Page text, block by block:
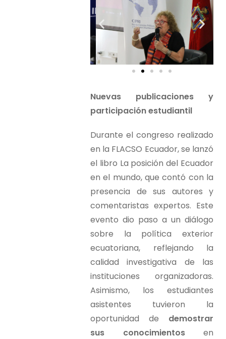
Nuevas publicaciones y
participación estudiantil
Durante el congreso realizado
en la FLACSO Ecuador, se lanzó
el libro La posición del Ecuador
en el mundo, que contó con la
presencia de sus autores y
comentaristas expertos. Este
evento dio paso a un diálogo
sobre la política exterior
ecuatoriana, reflejando la
calidad investigativa de las
instituciones organizadoras.
Asimismo, los estudiantes
asistentes tuvieron la
oportunidad de demostrar
sus conocimientosen